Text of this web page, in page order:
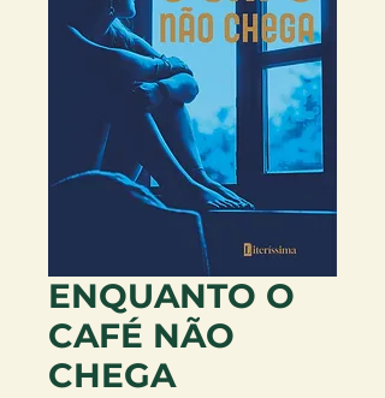
ENQUANTO O
CAFÉ NÃO
CHEGA